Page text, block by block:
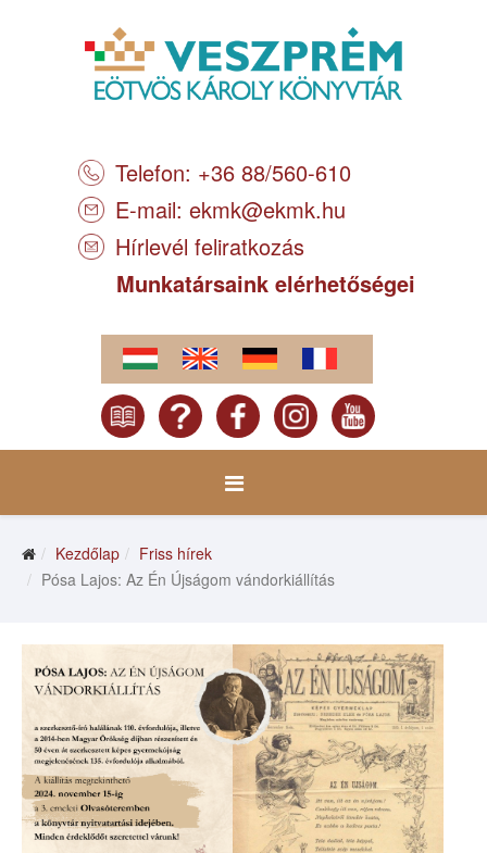
Telefon: +36 88/560-610
E-mail: ekmk@ekmk.hu
Hírlevél feliratkozás
Munkatársaink elérhetőségei
Kezdőlap
Friss hírek
Pósa Lajos: Az Én Újságom vándorkiállítás